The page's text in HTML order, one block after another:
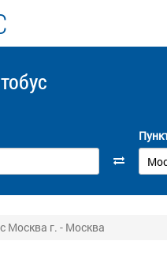
Москва г. - Москва